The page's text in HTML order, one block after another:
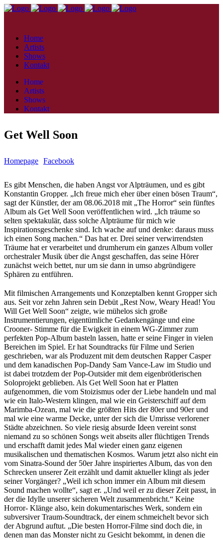
Home
Artists
Shows
Kontakt
Home
Artists
Shows
Kontakt
Get Well Soon
Homepage Facebook
Es gibt Menschen, die haben Angst vor Alpträumen, und es gibt
Konstantin Gropper. „Ich freue mich eher über einen bösen Traum“,
sagt der Künstler, der am 08.06.2018 mit „The Horror“ sein fünftes
Album als Get Well Soon veröffentlichen wird. „Ich träume so
selten spektakulär, dass solche Alpträume für mich wie
Inspirationsgeschenke sind. Ich wache auf und denke: daraus muss
ich einen Song machen.“ Das hat er. Drei seiner verwirrendsten
Träume hat er verarbeitet und drumherum ein ganzes Album voller
orchestraler Musik über die Angst geschaffen, das seine Hörer
zunächst weich bettet, nur um sie dann in umso abgründigere
Sphären zu entführen.
Mit filmischen Arrangements und Konzeptalben kennt Gropper sich
aus. Seit vor zehn Jahren sein Debüt „Rest Now, Weary Head! You
Will Get Well Soon“ zeigte, wie mühelos sich große
Instrumentierungen, eigentümliche Gedankengänge und eine
Crooner- Stimme für die Ewigkeit in einem WG-Zimmer zum
perfekten Pop-Album basteln lassen, hatte er seine Finger in vielen
Bereichen im Spiel. Er hat Soundtracks für Filme und Serien
geschrieben, war als Produzent mit dem deutschen Rapper Casper
und dem kanadischen Pop-Dandy Sam Vance-Law im Studio und
ist dabei trotzdem der Pop-Outsider mit dem eigenbrötlerischen
Soloprojekt geblieben. Als Get Well Soon hat er Platten
aufgenommen, die vom Stoizismus oder der Liebe handeln und mal
wie ein Italo-Western klingen, mal wie ein Geisterschiff auf dem
Marimba-Ozean, mal wie die größten Hits der 80er und 90er und
mal wie eine warme Decke, unter der sich die Umrisse verlorener
Städte abzeichnen. So viele riesig absurde Ideen vereint sonst
niemand zu so schönen Songs weit abseits aller flüchtigen Trends
und erschafft damit jedes Mal wieder einen ganz eigenen
musikalischen und thematischen Kosmos. Warum jetzt also nicht ein
vom Sinatra-Sound der 50er Jahre inspiriertes Album, das von den
Schrecken unserer Zeit erzählt und damit aktueller klingt als jeder
seiner Vorgänger? „Weil ich schon immer ein Album mit diesem
Sound machen wollte“, sagt er. „Und weil er zu dieser Zeit passt, in
der die Idylle unserer sicheren Welt zusammenbricht.“ Keine
Horror- Klänge also, kein dokumentarisches Werk, sondern ein
subversiver Traum-Soundtrack, der einem schmeichelt bevor sich
der Abgrund auftut. „Die besten Horror-Filme sind doch die, in
denen man das Monster nicht zu Gesicht bekommt, in denen die